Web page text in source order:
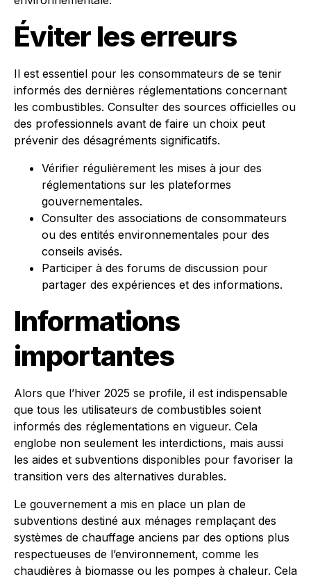
Éviter les erreurs
Il est essentiel pour les consommateurs de se tenir
informés des dernières réglementations concernant
les combustibles. Consulter des sources officielles ou
des professionnels avant de faire un choix peut
prévenir des désagréments significatifs.
Vérifier régulièrement les mises à jour des
réglementations sur les plateformes
gouvernementales.
Consulter des associations de consommateurs
ou des entités environnementales pour des
conseils avisés.
Participer à des forums de discussion pour
partager des expériences et des informations.
Informations
importantes
Alors que l’hiver 2025 se profile, il est indispensable
que tous les utilisateurs de combustibles soient
informés des réglementations en vigueur. Cela
englobe non seulement les interdictions, mais aussi
les aides et subventions disponibles pour favoriser la
transition vers des alternatives durables.
Le gouvernement a mis en place un plan de
subventions destiné aux ménages remplaçant des
systèmes de chauffage anciens par des options plus
respectueuses de l’environnement, comme les
chaudières à biomasse ou les pompes à chaleur. Cela